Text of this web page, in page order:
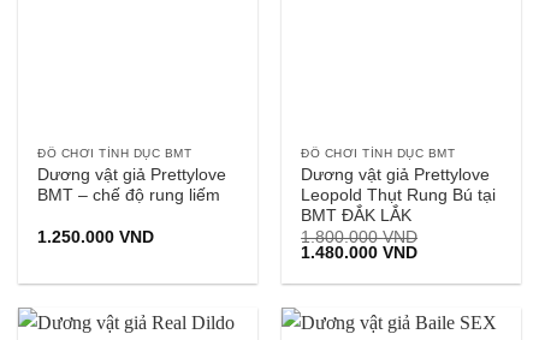
ĐỒ CHƠI TÌNH DỤC BMT
Dương vật giả Prettylove
BMT – chế độ rung liếm
1.250.000VND
ĐỒ CHƠI TÌNH DỤC BMT
Dương vật giả Prettylove
Leopold Thụt Rung Bú tại
BMT ĐẮK LẮK
1.800.000VND
Giá
là:
1.480.000VNDGiá
tại
1.480.000 VND.